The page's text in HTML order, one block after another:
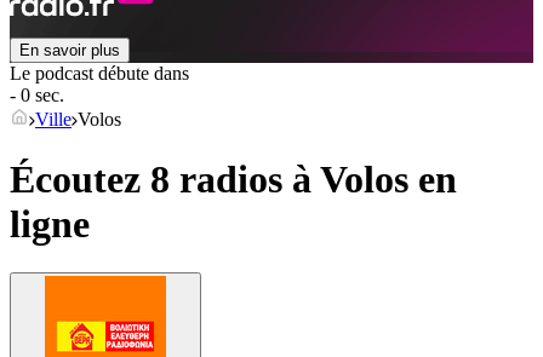
En savoir plus
Le podcast débute dans
- 0 sec.
Ville Volos
Écoutez 8 radios à Volos en
ligne